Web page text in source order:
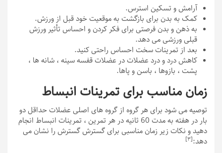
آرامش و تسکین استرس.
کمک به بدن برای بازگشت به موقعیت خود قبل از ورزش.
به ذهن و بدن فرصتی برای فکر کردن و احساس تأثیر ورزش
قبلی ورزشی می دهد.
بعد از تمرینات سخت احساس راحتی کنید.
کاهش درد و درد عضلات در عضلات قفسه سینه ، شانه ها ،
پشت ، بازوها ، باسن و پاها.
زمان مناسب برای تمرینات انبساط
توصیه می شود برای هر گروه از گروه های اصلی عضلات حداقل دو
بار در هفته به مدت 60 ثانیه در هر تمرین ، تمرینات انبساط انجام
دهید و نکات زیر زمان مناسبی برای گسترش گسترش را نشان می
دهد:[٣]